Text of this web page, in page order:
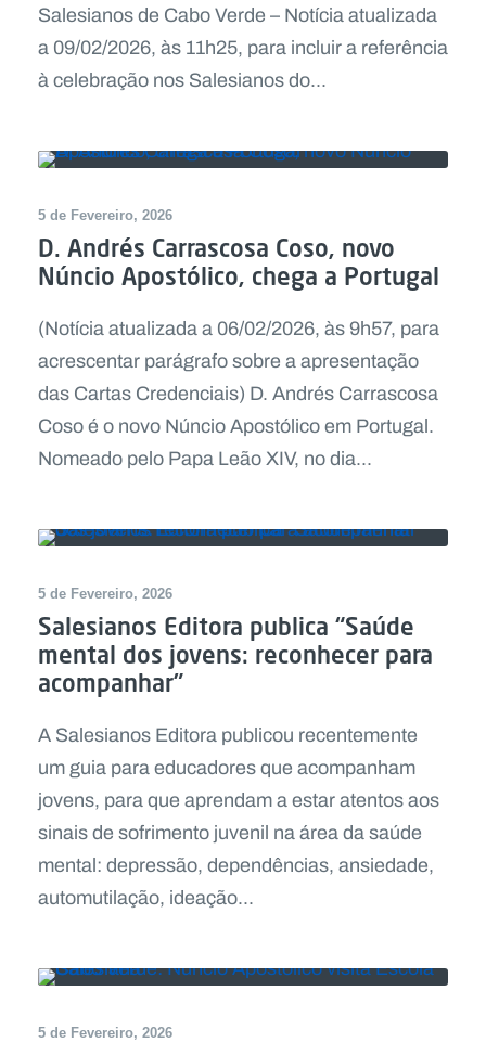
Salesianos de Cabo Verde – Notícia atualizada
a 09/02/2026, às 11h25, para incluir a referência
à celebração nos Salesianos do...
5 de Fevereiro, 2026
D. Andrés Carrascosa Coso, novo
Núncio Apostólico, chega a Portugal
(Notícia atualizada a 06/02/2026, às 9h57, para
acrescentar parágrafo sobre a apresentação
das Cartas Credenciais) D. Andrés Carrascosa
Coso é o novo Núncio Apostólico em Portugal.
Nomeado pelo Papa Leão XIV, no dia...
5 de Fevereiro, 2026
Salesianos Editora publica “Saúde
mental dos jovens: reconhecer para
acompanhar”
A Salesianos Editora publicou recentemente
um guia para educadores que acompanham
jovens, para que aprendam a estar atentos aos
sinais de sofrimento juvenil na área da saúde
mental: depressão, dependências, ansiedade,
automutilação, ideação...
5 de Fevereiro, 2026